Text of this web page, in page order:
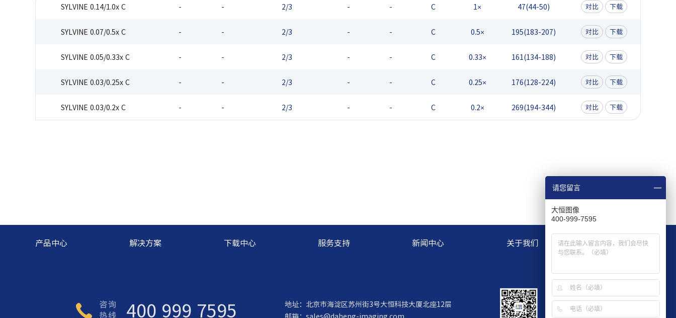
SYLVINE 0.14/1.0x C - - 2/3 - - C 1× 47(44-50) 对比 下载
SYLVINE 0.07/0.5x C - - 2/3 - - C 0.5× 195(183-207) 对比 下载
SYLVINE 0.05/0.33x C - - 2/3 - - C 0.33× 161(134-188) 对比 下载
SYLVINE 0.03/0.25x C - - 2/3 - - C 0.25× 176(128-224) 对比 下载
SYLVINE 0.03/0.2x C - - 2/3 - - C 0.2× 269(194-344) 对比 下载
产品中心 解决方案 下载中心 服务支持 新闻中心 关于我们
400 999 7595
地址：北京市海淀区苏州街3号大恒科技大厦北座12层
请您留言
大恒图像
400-999-7595